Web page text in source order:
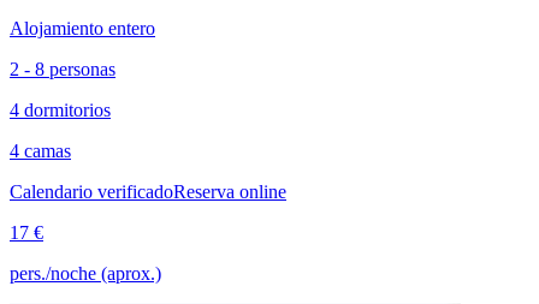
Alojamiento entero
2 - 8 personas
4 dormitorios
4 camas
Calendario verificadoReserva online
17 €
pers./noche (aprox.)